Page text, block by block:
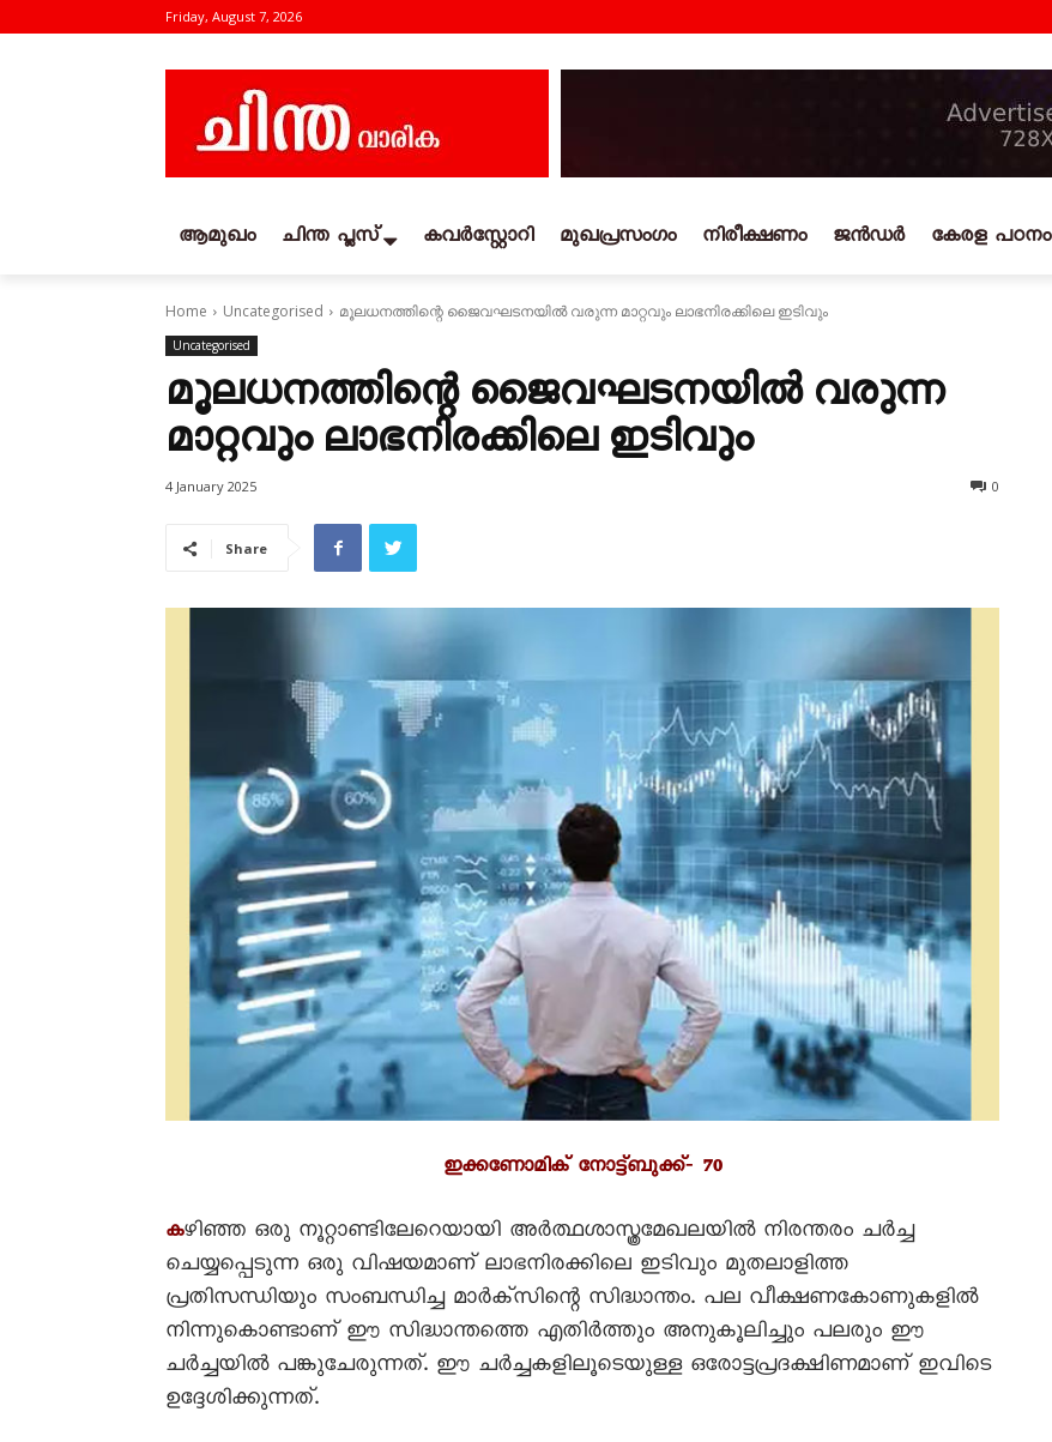
Friday, August 7, 2026
ആമുഖം ചിന്ത പ്ലസ് കവര്‍സ്റ്റോറി മുഖപ്രസംഗം നിരീക്ഷണം ജൻഡർ കേരള പഠനം
Home Uncategorised മൂലധനത്തിന്റെ ജൈവഘടനയിൽ വരുന്ന മാറ്റവും ലാഭനിരക്കിലെ ഇടിവും
Uncategorised
മൂലധനത്തിന്റെ ജൈവഘടനയിൽ വരുന്ന
മാറ്റവും ലാഭനിരക്കിലെ ഇടിവും
4 January 2025 0
Share
ഇക്കണോമിക്‌ നോട്ട്‌ബുക്ക്‌‐ 70
കഴിഞ്ഞ ഒരു നൂറ്റാണ്ടിലേറെയായി അർത്ഥശാസ്ത്രമേഖലയിൽ നിരന്തരം ചർച്ച
ചെയ്യപ്പെടുന്ന ഒരു വിഷയമാണ് ലാഭനിരക്കിലെ ഇടിവും മുതലാളിത്ത
പ്രതിസന്ധിയും സംബന്ധിച്ച മാർക്സിന്റെ സിദ്ധാന്തം. പല വീക്ഷണകോണുകളിൽ
നിന്നുകൊണ്ടാണ് ഈ സിദ്ധാന്തത്തെ എതിർത്തും അനുകൂലിച്ചും പലരും ഈ
ചർച്ചയിൽ പങ്കുചേരുന്നത്. ഈ ചർച്ചകളിലൂടെയുള്ള ഒരോട്ടപ്രദക്ഷിണമാണ് ഇവിടെ
ഉദ്ദേശിക്കുന്നത്.